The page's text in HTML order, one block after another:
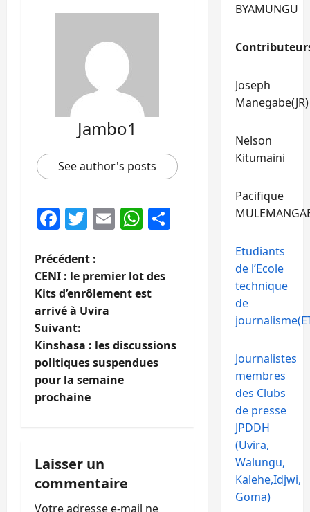
Jambo1
See author's posts
Facebook
Twitter
EmailWhatsApp
Partager
N
a
v
i
g
a
i
o
Précédent :
CENI : le premier lot des
Kits d’enrôlement est
arrivé à Uvira
Suivant:
Kinshasa : les discussions
politiques suspendues
pour la semaine
prochaine
Laisser un
commentaire
Votre adresse e-mail ne
BYAMUNGU
Joseph
Manegabe(JR)
Nelson
Kitumaini
Pacifique
Etudiants
de l’Ecole
technique
de
Journalistes
membres
des Clubs
de presse
JPDDH
(Uvira,
Walungu,
Kalehe,Idjwi,
Goma)